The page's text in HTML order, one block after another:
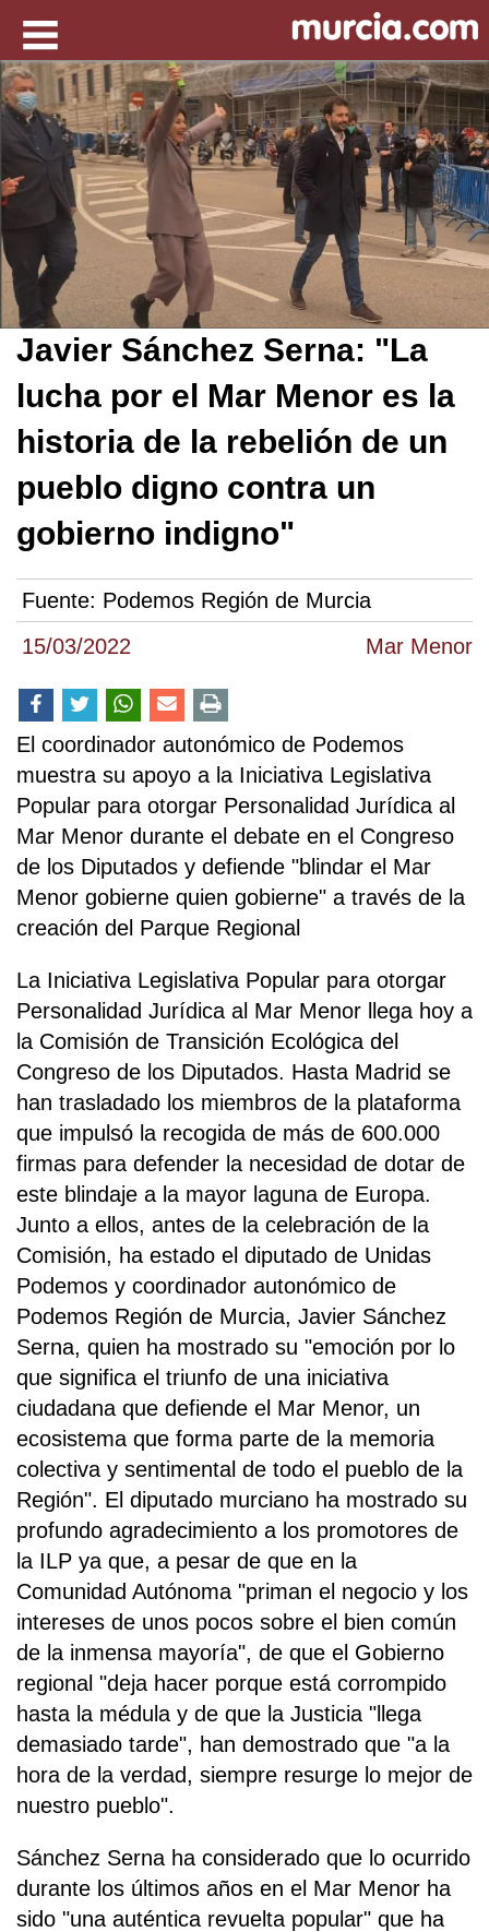
15/03/2022 Mar Menor
Javier Sánchez Serna: "La
lucha por el Mar Menor es la
historia de la rebelión de un
pueblo digno contra un
gobierno indigno"
Fuente: Podemos Región de Murcia
El coordinador autonómico de Podemos
muestra su apoyo a la Iniciativa Legislativa
Popular para otorgar Personalidad Jurídica al
Mar Menor durante el debate en el Congreso
de los Diputados y defiende "blindar el Mar
Menor gobierne quien gobierne" a través de la
creación del Parque Regional
La Iniciativa Legislativa Popular para otorgar
Personalidad Jurídica al Mar Menor llega hoy a
la Comisión de Transición Ecológica del
Congreso de los Diputados. Hasta Madrid se
han trasladado los miembros de la plataforma
que impulsó la recogida de más de 600.000
firmas para defender la necesidad de dotar de
este blindaje a la mayor laguna de Europa.
Junto a ellos, antes de la celebración de la
Comisión, ha estado el diputado de Unidas
Podemos y coordinador autonómico de
Podemos Región de Murcia, Javier Sánchez
Serna, quien ha mostrado su "emoción por lo
que significa el triunfo de una iniciativa
ciudadana que defiende el Mar Menor, un
ecosistema que forma parte de la memoria
colectiva y sentimental de todo el pueblo de la
Región". El diputado murciano ha mostrado su
profundo agradecimiento a los promotores de
la ILP ya que, a pesar de que en la
Comunidad Autónoma "priman el negocio y los
intereses de unos pocos sobre el bien común
de la inmensa mayoría", de que el Gobierno
regional "deja hacer porque está corrompido
hasta la médula y de que la Justicia "llega
demasiado tarde", han demostrado que "a la
hora de la verdad, siempre resurge lo mejor de
nuestro pueblo".
Sánchez Serna ha considerado que lo ocurrido
durante los últimos años en el Mar Menor ha
sido "una auténtica revuelta popular" que ha